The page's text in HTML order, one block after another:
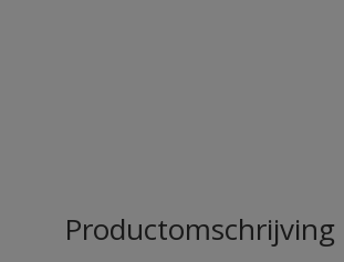
Productomschrijving